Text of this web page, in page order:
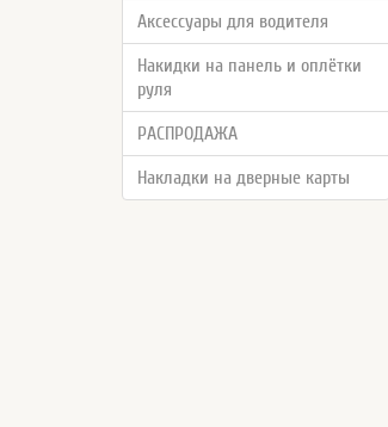
Аксессуары для водителя
Накидки на панель и оплётки
руля
РАСПРОДАЖА
Накладки на дверные карты